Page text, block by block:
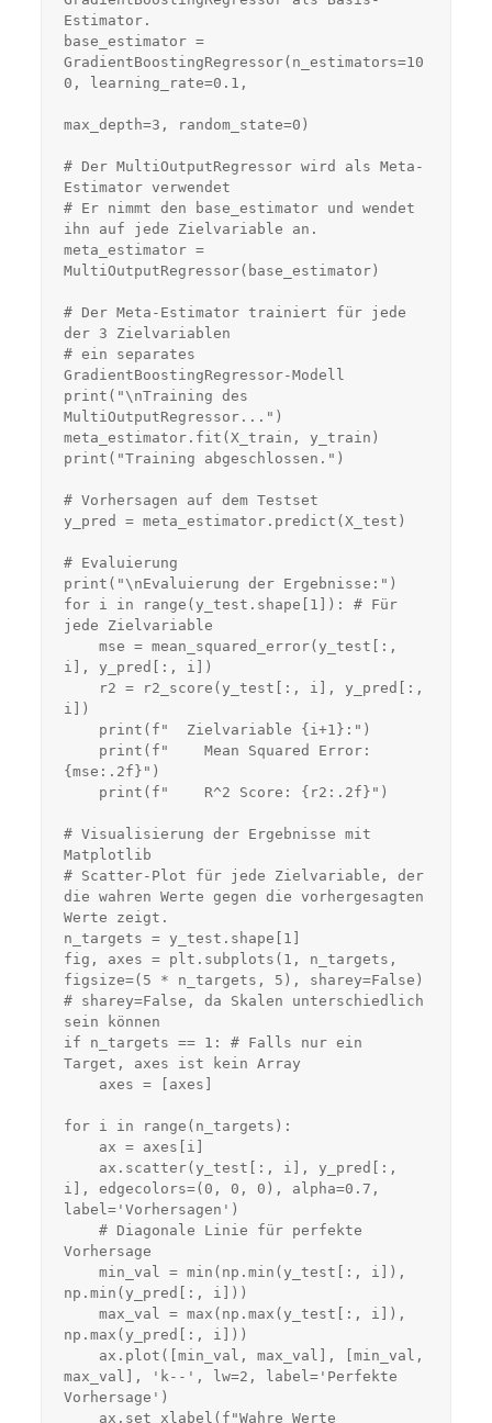
Estimator.
base_estimator =
GradientBoostingRegressor(n_estimators=10
0, learning_rate=0.1,
max_depth=3, random_state=0)
# Der MultiOutputRegressor wird als Meta-
Estimator verwendet
# Er nimmt den base_estimator und wendet
ihn auf jede Zielvariable an.
meta_estimator =
MultiOutputRegressor(base_estimator)
# Der Meta-Estimator trainiert für jede
der 3 Zielvariablen
# ein separates
GradientBoostingRegressor-Modell
print("\nTraining des
MultiOutputRegressor...")
meta_estimator.fit(X_train, y_train)
print("Training abgeschlossen.")
# Vorhersagen auf dem Testset
y_pred = meta_estimator.predict(X_test)
# Evaluierung
print("\nEvaluierung der Ergebnisse:")
for i in range(y_test.shape[1]): # Für
jede Zielvariable
i], y_pred[:, i])
i])
{mse:.2f}")
# Visualisierung der Ergebnisse mit
Matplotlib
# Scatter-Plot für jede Zielvariable, der
die wahren Werte gegen die vorhergesagten
Werte zeigt.
n_targets = y_test.shape[1]
fig, axes = plt.subplots(1, n_targets,
figsize=(5 * n_targets, 5), sharey=False)
# sharey=False, da Skalen unterschiedlich
sein können
if n_targets == 1: # Falls nur ein
Target, axes ist kein Array
for i in range(n_targets):
i], edgecolors=(0, 0, 0), alpha=0.7,
label='Vorhersagen')
Vorhersage
np.min(y_pred[:, i]))
np.max(y_pred[:, i]))
max_val], 'k--', lw=2, label='Perfekte
Vorhersage')